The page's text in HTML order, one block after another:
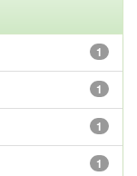
1
1
1
1